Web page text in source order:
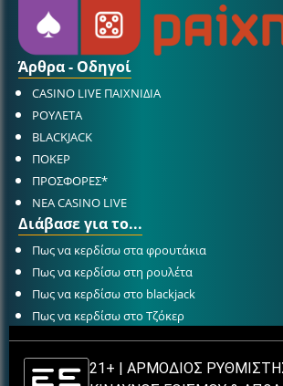
Άρθρα - Οδηγοί
CASINO LIVE ΠΑΙΧΝΙΔΙΑ
ΡΟΥΛΕΤΑ
BLACKJACK
ΠΟΚΕΡ
ΠΡΟΣΦΟΡΕΣ*
ΝΕΑ CASINO LIVE
Διάβασε για το...
Πως να κερδίσω στα φρουτάκια
Πως να κερδίσω στη ρουλέτα
Πως να κερδίσω στο blackjack
Πως να κερδίσω στο Τζόκερ
21+ | ΑΡΜΟΔΙΟΣ